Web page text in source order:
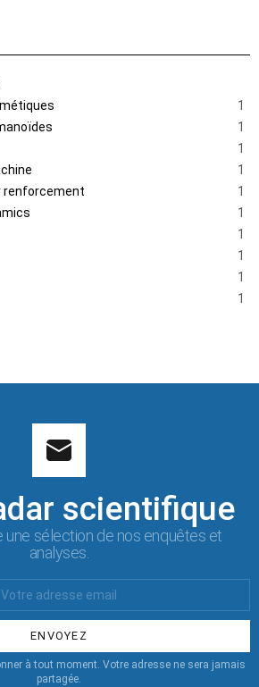
1
1
1
1
renforcement
1
1
1
1
1
1
scientifique
une sélection de nos enquêtes et
analyses.
à tout moment. Votre adresse ne sera jamais
partagée.